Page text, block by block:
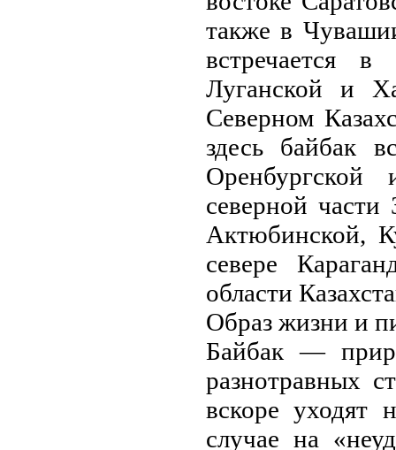
также в
встречается
Луганской и
Северном
здесь байбак
северной части
Актюбинской,
севере
области
Образ жизни и
Байбак —
разнотравных
вскоре
случае на